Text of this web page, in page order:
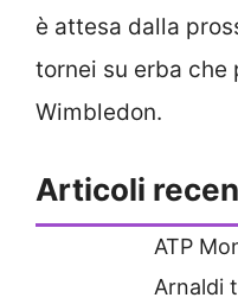
è attesa dalla
tornei su erba che
Wimbledon.
Articoli
ATP
Arnaldi